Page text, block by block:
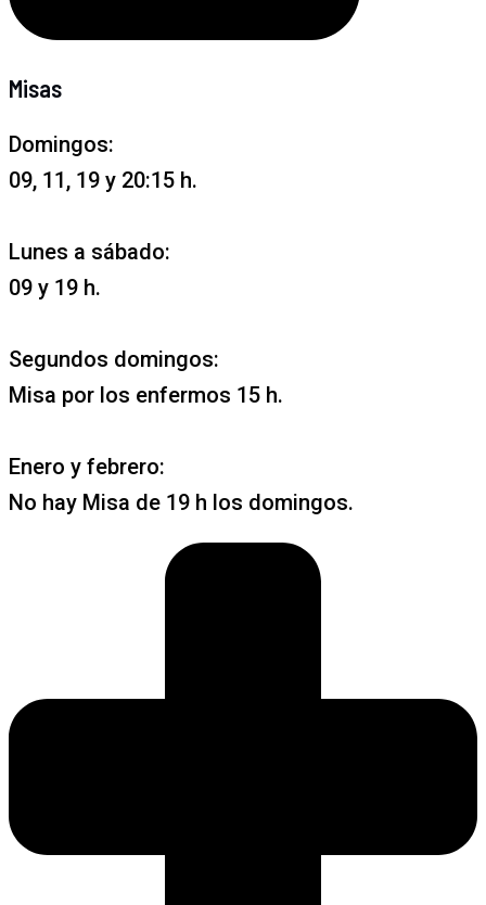
Misas
Domingos:
09, 11, 19 y 20:15 h.
Lunes a sábado:
09 y 19 h.
Segundos domingos:
Misa por los enfermos 15 h.
Enero y febrero:
No hay Misa de 19 h los domingos.